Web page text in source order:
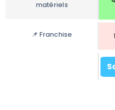
matériels
📌 Franchise